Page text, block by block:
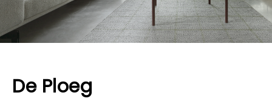
De Ploeg